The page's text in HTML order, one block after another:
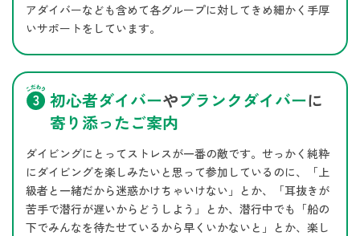
アダイバーなども含めて各グループに対してきめ細かく手厚
いサポートをしています。
初心者ダイバーやブランクダイバーに
寄り添ったご案内
ダイビングにとってストレスが一番の敵です。せっかく純粋
にダイビングを楽しみたいと思って参加しているのに、「上
級者と一緒だから迷惑かけちゃいけない」とか、「耳抜きが
苦手で潜行が遅いからどうしよう」とか、潜行中でも「船の
下でみんなを待たせているから早くいかないと」とか、楽し